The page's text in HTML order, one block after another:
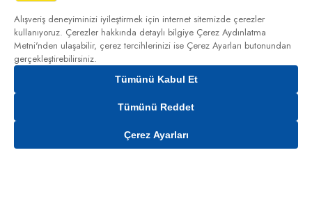
Gelince Haber Ver
Alışveriş deneyiminizi iyileştirmek için internet sitemizde çerezler
kullanıyoruz. Çerezler hakkında detaylı bilgiye Çerez Aydınlatma
Metni'nden ulaşabilir, çerez tercihlerinizi ise Çerez Ayarları butonundan
gerçekleştirebilirsiniz.
Tümünü Kabul Et
Tümünü Reddet
Çerez Ayarları